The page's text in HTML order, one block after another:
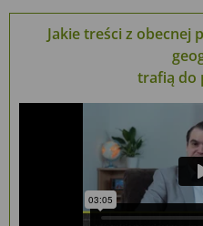
Jakie treści z obecnej
trafią do